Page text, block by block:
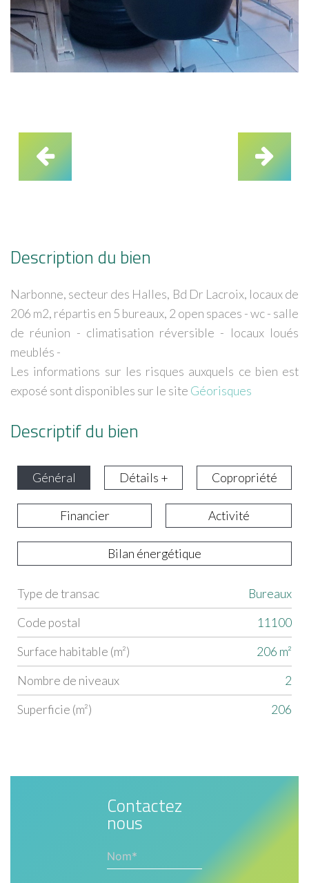
Description du bien
Narbonne, secteur des Halles, Bd Dr Lacroix, locaux de
206 m2, répartis en 5 bureaux, 2 open spaces - wc - salle
de réunion - climatisation réversible - locaux loués
meublés -
Les informations sur les risques auxquels ce bien est
exposé sont disponibles sur le site Géorisques
Descriptif du bien
Général Détails + Copropriété
Financier Activité
Bilan énergétique
Label Value
Type de transac
Bureaux
Code postal
11100
Surface habitable (m²)
206 m²
Nombre de niveaux
2
Superficie (m²)
206
Contactez
nous
Nom*